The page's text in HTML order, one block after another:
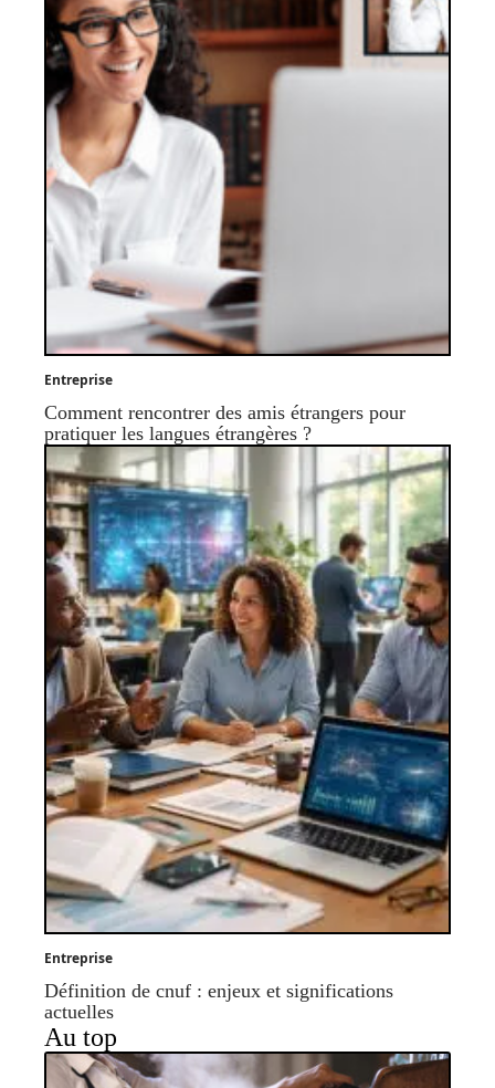
Entreprise
Comment rencontrer des amis étrangers pour
pratiquer les langues étrangères ?
Entreprise
Définition de cnuf : enjeux et significations
actuelles
Au top